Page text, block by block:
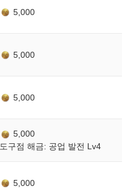
5,000
5,000
5,000
5,000
도구점 해금: 공업 발전 Lv4
5,000